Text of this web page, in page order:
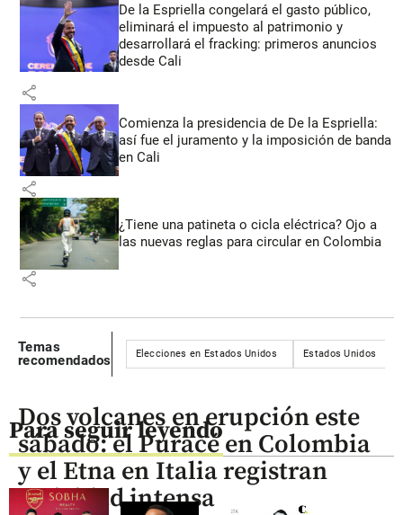
De la Espriella congelará el gasto público,
eliminará el impuesto al patrimonio y
desarrollará el fracking: primeros anuncios
desde Cali
share
Comienza la presidencia de De la Espriella:
así fue el juramento y la imposición de banda
en Cali
share
¿Tiene una patineta o cicla eléctrica? Ojo a
las nuevas reglas para circular en Colombia
share
Temas
recomendados
Elecciones en Estados Unidos Estados Unidos
Para seguir leyendo
Dos volcanes en erupción este
sábado: el Puracé en Colombia
y el Etna en Italia registran
actividad intensa